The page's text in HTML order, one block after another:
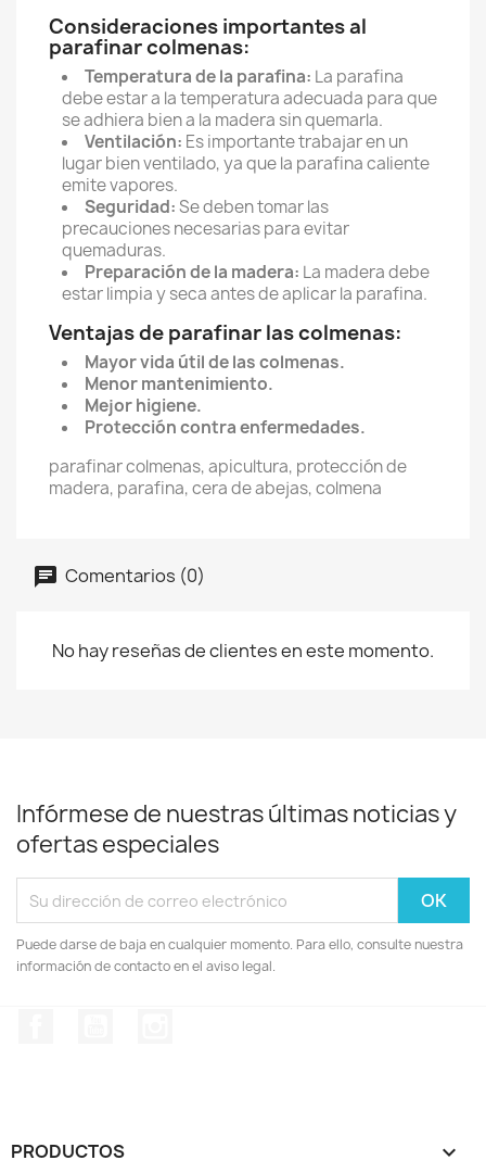
Consideraciones importantes al
parafinar colmenas:
Temperatura de la parafina: La parafina
debe estar a la temperatura adecuada para que
se adhiera bien a la madera sin quemarla.
Ventilación: Es importante trabajar en un
lugar bien ventilado, ya que la parafina caliente
emite vapores.
Seguridad:Se deben tomar las
precauciones necesarias para evitar
quemaduras.
Preparación de la madera: La madera debe
estar limpia y seca antes de aplicar la parafina.
Ventajas de parafinar las colmenas:
Mayor vida útil de las colmenas.
Menor mantenimiento.
Mejor higiene.
Protección contra enfermedades.
parafinar colmenas, apicultura, protección de
madera, parafina, cera de abejas, colmena
Comentarios (0)
No hay reseñas de clientes en este momento.
Infórmese de nuestras últimas noticias y
ofertas especiales
Puede darse de baja en cualquier momento. Para ello, consulte nuestra
información de contacto en el aviso legal.
PRODUCTOS 